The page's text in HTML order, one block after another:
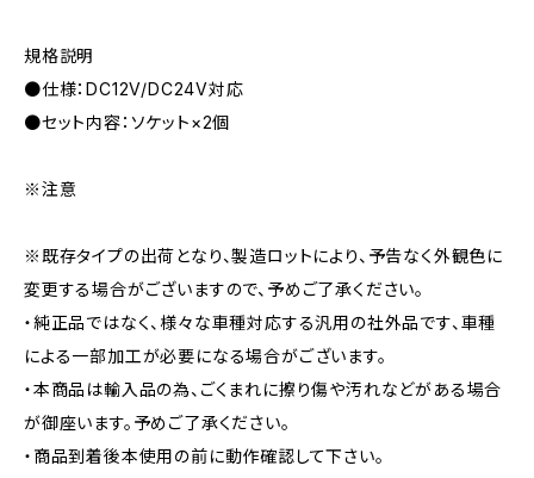
規格説明
●仕様：DC12V/DC24V対応
●セット内容：ソケット×2個
※注意
※既存タイプの出荷となり、製造ロットにより、予告なく外観色に
変更する場合がございますので、予めご了承ください。
・純正品ではなく、様々な車種対応する汎用の社外品です、車種
による一部加工が必要になる場合がございます。
・本商品は輸入品の為、ごくまれに擦り傷や汚れなどがある場合
が御座います。予めご了承ください。
・商品到着後本使用の前に動作確認して下さい。